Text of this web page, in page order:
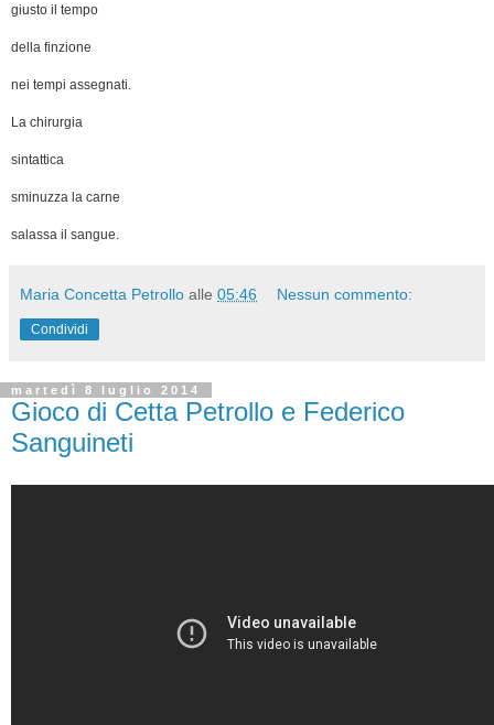
giusto il tempo
della finzione
nei tempi assegnati.
La chirurgia
sintattica
sminuzza la carne
salassa il sangue.
Maria Concetta Petrollo alle 05:46 Nessun commento:
Condividi
martedì 8 luglio 2014
Gioco di Cetta Petrollo e Federico
Sanguineti